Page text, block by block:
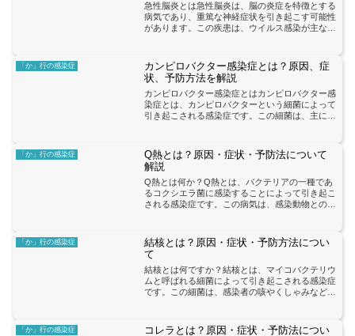
急性脳炎とは急性脳炎は、脳の炎症を特徴とする
病気であり、重篤な神経症状を引き起こす可能性
があります。この疾患は、ウイルス感染が主な原
症状には、発熱、頭痛...
「か」行の感染症
カンピロバクター感染症とは？原因、症
状、予防方法を解説
カンピロバクター感染症とはカンピロバクター感
染症とは、カンピロバクターという細菌によって
引き起こされる感染症です。この細菌は、主に家
肉や生乳、生卵などの...
「か」行の感染症
Q熱とは？原因・症状・予防法について
解説
Q熱とは何か？Q熱とは、バクテリアの一種であ
るコクシエラ菌に感染することによって引き起こ
される感染症です。この病気は、感染動物との接
す。Q熱の症状には、...
「か」行の感染症
結核とは？原因・症状・予防方法につい
て
結核とは何ですか？結核とは、マイコバクテリウ
ムと呼ばれる細菌によって引き起こされる感染症
です。この細菌は、感染者の咳やくしゃみなどに
及ぼす病気ですが、他...
「か」行の感染症 コレラとは？原因・症状・予防法につい